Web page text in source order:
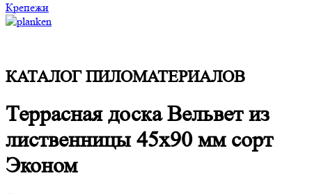
Крепежи
КАТАЛОГ ПИЛОМАТЕРИАЛОВ
Террасная доска Вельвет из
лиственницы 45x90 мм сорт
Эконом